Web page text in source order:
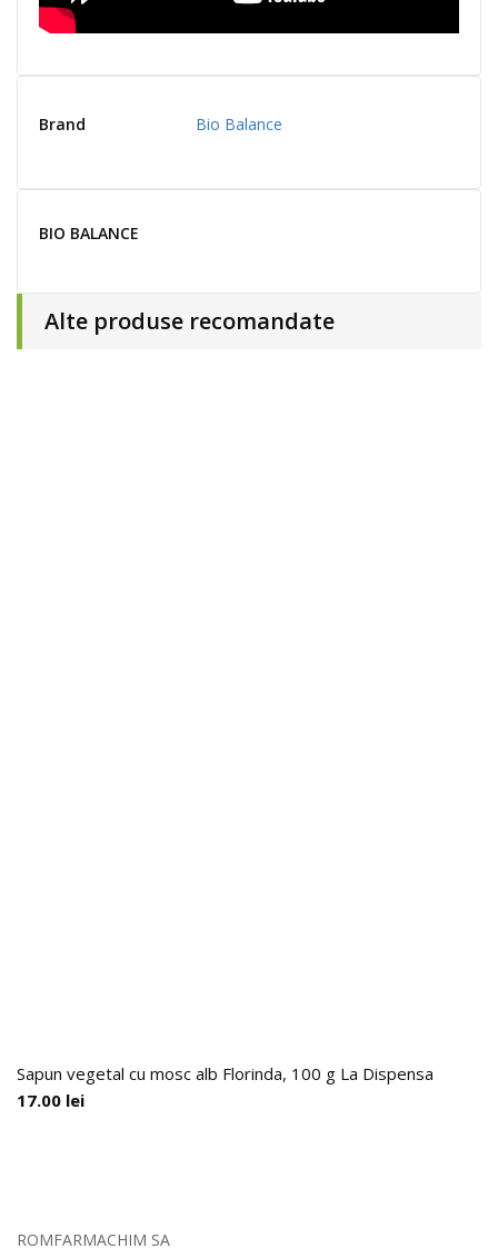
Brand Bio Balance
BIO BALANCE
Alte produse recomandate
Sapun vegetal cu mosc alb Florinda, 100 g La Dispensa
17.00 lei
ROMFARMACHIM SA